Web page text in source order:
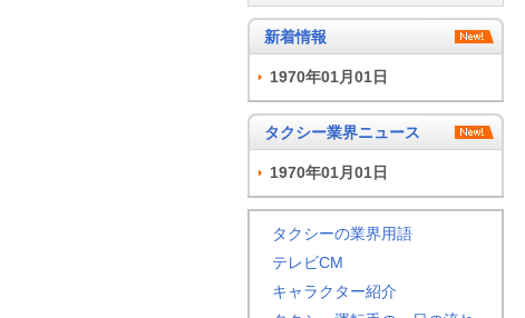
新着情報
1970年01月01日
タクシー業界ニュース
1970年01月01日
タクシーの業界用語
テレビCM
キャラクター紹介